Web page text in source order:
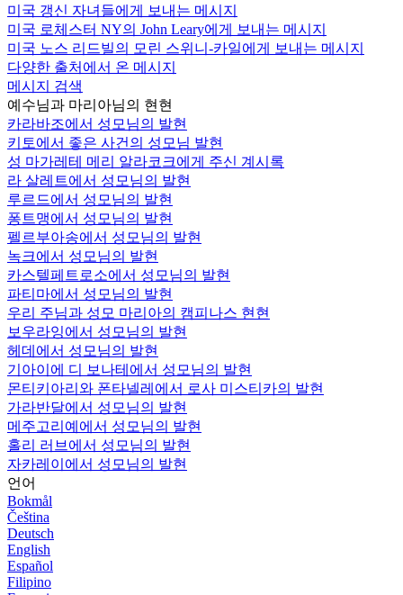
미국 갱신 자녀들에게 보내는 메시지
미국 로체스터 NY의 John Leary에게 보내는 메시지
미국 노스 리드빌의 모린 스위니-카일에게 보내는 메시지
다양한 출처에서 온 메시지
메시지 검색
예수님과 마리아님의 현현
카라바조에서 성모님의 발현
키토에서 좋은 사건의 성모님 발현
성 마가레테 메리 알라코크에게 주신 계시록
라 살레트에서 성모님의 발현
루르드에서 성모님의 발현
퐁트맹에서 성모님의 발현
펠르부아송에서 성모님의 발현
녹크에서 성모님의 발현
카스텔페트로소에서 성모님의 발현
파티마에서 성모님의 발현
우리 주님과 성모 마리아의 캠피나스 현현
보우라잉에서 성모님의 발현
헤데에서 성모님의 발현
기아이에 디 보나테에서 성모님의 발현
몬티키아리와 폰타넬레에서 로사 미스티카의 발현
가라반달에서 성모님의 발현
메주고리예에서 성모님의 발현
홀리 러브에서 성모님의 발현
자카레이에서 성모님의 발현
언어
Bokmål
Čeština
Deutsch
English
Español
Filipino